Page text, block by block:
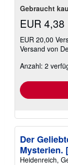
Gebraucht
EUR 4,38
EUR 20,00
Versand von
Anzahl: 2
Der
Mysterien.
Heidenreich,